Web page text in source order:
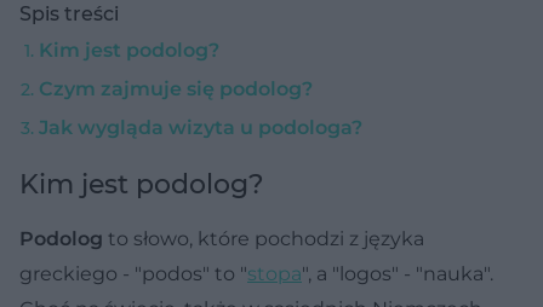
Spis treści
Kim jest podolog?
Czym zajmuje się podolog?
Jak wygląda wizyta u podologa?
Kim jest podolog?
Podolog to słowo, które pochodzi z języka
greckiego - "podos" to "stopa", a "logos" - "nauka".